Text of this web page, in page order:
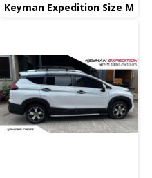
Keyman Expedition Size M